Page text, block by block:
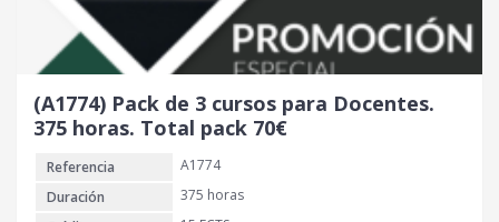
e
r
a
e
s
:
1
2
0
€
(A1774) Pack de 3 cursos para Docentes.
375 horas. Total pack 70€
Referencia
A1774
Duración
375 horas